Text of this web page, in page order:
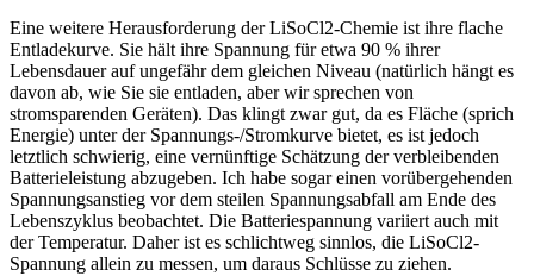
Eine weitere Herausforderung der LiSoCl2-Chemie ist ihre flache
Entladekurve. Sie hält ihre Spannung für etwa 90 % ihrer
Lebensdauer auf ungefähr dem gleichen Niveau (natürlich hängt es
davon ab, wie Sie sie entladen, aber wir sprechen von
stromsparenden Geräten). Das klingt zwar gut, da es Fläche (sprich
Energie) unter der Spannungs-/Stromkurve bietet, es ist jedoch
letztlich schwierig, eine vernünftige Schätzung der verbleibenden
Batterieleistung abzugeben. Ich habe sogar einen vorübergehenden
Spannungsanstieg vor dem steilen Spannungsabfall am Ende des
Lebenszyklus beobachtet. Die Batteriespannung variiert auch mit
der Temperatur. Daher ist es schlichtweg sinnlos, die LiSoCl2-
Spannung allein zu messen, um daraus Schlüsse zu ziehen.